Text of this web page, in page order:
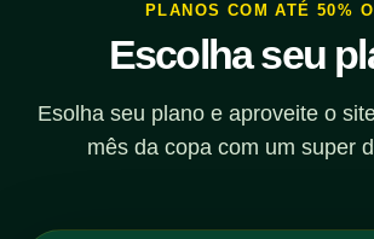
PLANOS COM ATÉ 50%
Escolha seu
Esolha seu plano e aproveite o
mês da copa com um super